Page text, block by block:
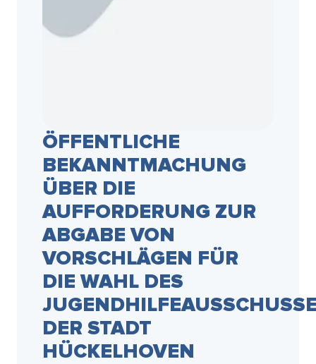
ÖFFENTLICHE
BEKANNTMACHUNG
ÜBER DIE
AUFFORDERUNG ZUR
ABGABE VON
VORSCHLÄGEN FÜR
DIE WAHL DES
DER STADT
HÜCKELHOVEN